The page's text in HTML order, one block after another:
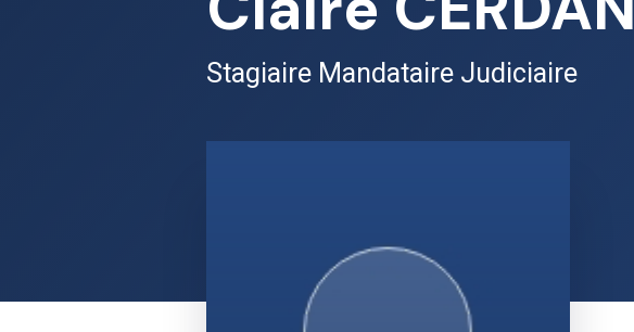
Stagiaire Mandataire Judiciaire